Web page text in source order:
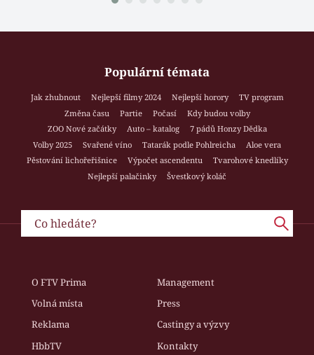
Populární témata
Jak zhubnout Nejlepší filmy 2024 Nejlepší horory
TV program
Změna času
Partie Počasí
Kdy budou volby
ZOO Nové začátky
Auto – katalog
7 pádů Honzy Dědka
Volby 2025
Svařené víno Tatarák podle Pohlreicha
Aloe vera
Pěstování lichořeřišnice
Výpočet ascendentu
Tvarohové knedlíky
Nejlepší palačinky
Švestkový koláč
O FTV Prima
Management
Volná místa
Press
Reklama
Castingy a výzvy
HbbTV
Kontakty